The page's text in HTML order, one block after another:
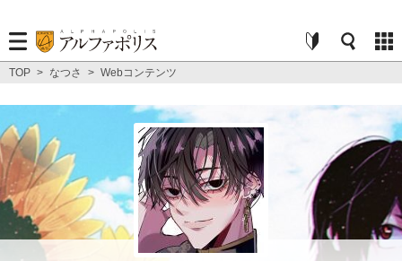
TOP > なつさ > Webコンテンツ